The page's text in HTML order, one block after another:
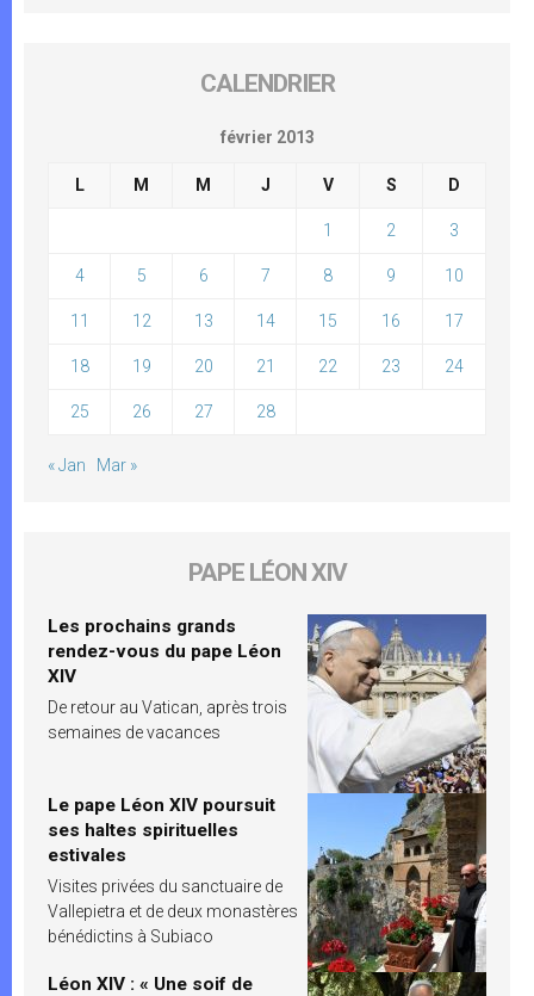
CALENDRIER
février 2013
L M M J V S D
1 2 3
4 5 6 7 8 9 10
11 12 13 14 15 16 17
18 19 20 21 22 23 24
25 26 27 28
« Jan Mar »
PAPE LÉON XIV
Les prochains grands
rendez-vous du pape Léon
XIV
De retour au Vatican, après trois
semaines de vacances
Le pape Léon XIV poursuit
ses haltes spirituelles
estivales
Visites privées du sanctuaire de
Vallepietra et de deux monastères
bénédictins à Subiaco
Léon XIV : « Une soif de